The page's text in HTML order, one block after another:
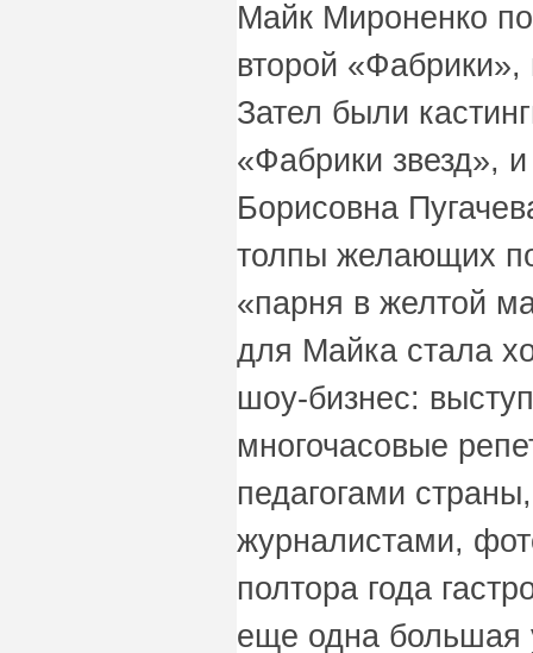
Майк Мироненко
второй «Фабрики»,
Зател были
«Фабрики звезд»,
Борисовна
толпы желающих
«парня в желтой
для Майка стала
шоу-бизнес:
многочасовые
педагогами
журналистами,
полтора года
еще одна большая